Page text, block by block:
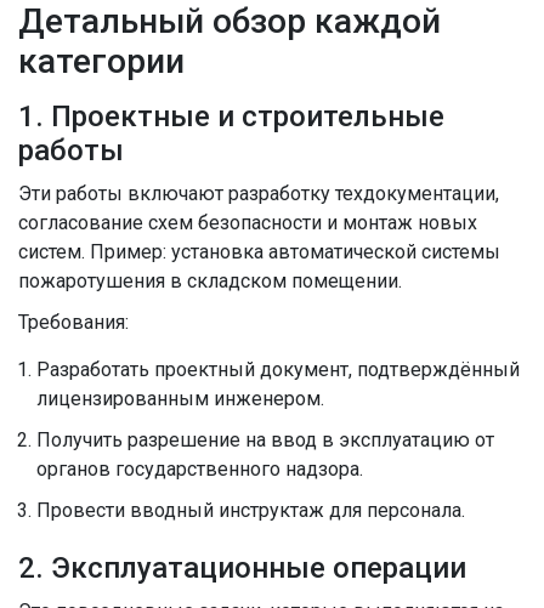
Детальный обзор каждой
категории
1. Проектные и строительные
работы
Эти работы включают разработку техдокументации,
согласование схем безопасности и монтаж новых
систем. Пример: установка автоматической системы
пожаротушения в складском помещении.
Требования:
Разработать проектный документ, подтверждённый
лицензированным инженером.
Получить разрешение на ввод в эксплуатацию от
органов государственного надзора.
Провести вводный инструктаж для персонала.
2. Эксплуатационные операции